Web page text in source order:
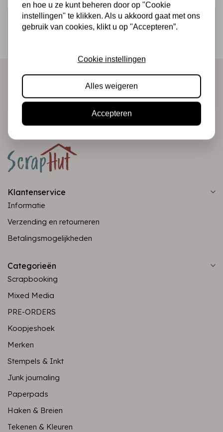
Schrijf je in voor de nieuwsbrief
Klantenservice
Informatie
Verzending en retourneren
Betalingsmogelijkheden
Categorieën
Scrapbooking
Mixed Media
PRE-ORDERS
Koopjeshoek
Merken
Stempels & Inkt
Junk journaling
Paperpads
Haken & Breien
Tekenen & Kleuren
en hoe u ze kunt beheren door op "Cookie
instellingen" te klikken. Als u akkoord gaat met ons
gebruik van cookies, klikt u op "Accepteren”.
Cookie instellingen
Alles weigeren
Accepteren